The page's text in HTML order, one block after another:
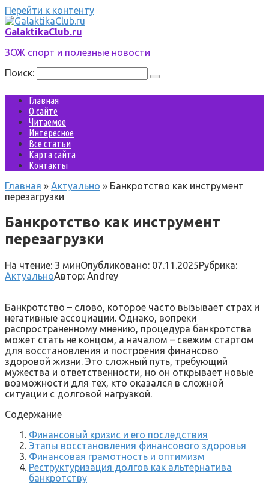
Перейти к контенту
GalaktikaClub.ru
ЗОЖ спорт и полезные новости
Поиск:
Главная
О сайте
Читаемое
Интересное
Все статьи
Карта сайта
Контакты
Главная » Актуально » Банкротство как инструмент
перезагрузки
Банкротство как инструмент
перезагрузки
На чтение: 3 минОпубликовано: 07.11.2025Рубрика:
АктуальноАвтор: Andrey
Банкротство – слово, которое часто вызывает страх и
негативные ассоциации. Однако, вопреки
распространенному мнению, процедура банкротства
может стать не концом, а началом – свежим стартом
для восстановления и построения финансово
здоровой жизни. Это сложный путь, требующий
мужества и ответственности, но он открывает новые
возможности для тех, кто оказался в сложной
ситуации с долговой нагрузкой.
Содержание
Финансовый кризис и его последствия
Этапы восстановления финансового здоровья
Финансовая грамотность и оптимизм
Реструктуризация долгов как альтернатива
банкротству